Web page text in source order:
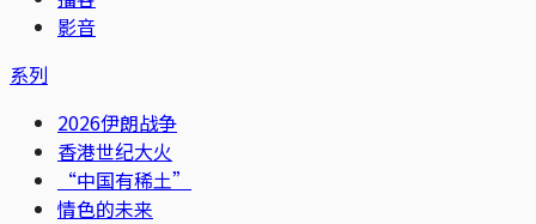
影音
系列
2026伊朗战争
香港世纪大火
“中国有稀土”
情色的未来